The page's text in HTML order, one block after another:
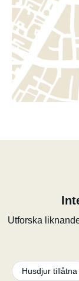
Utforska
Husdjur tillåtna